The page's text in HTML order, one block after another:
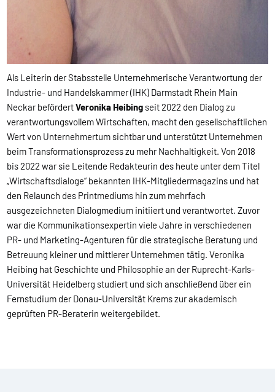
Als Leiterin der Stabsstelle Unternehmerische Verantwortung der
Industrie- und Handelskammer (IHK) Darmstadt Rhein Main
Neckar befördertVeronika Heibing seit 2022 den Dialog zu
verantwortungsvollem Wirtschaften, macht den gesellschaftlichen
Wert von Unternehmertum sichtbar und unterstützt Unternehmen
beim Transformationsprozess zu mehr Nachhaltigkeit. Von 2018
bis 2022 war sie Leitende Redakteurin des heute unter dem Titel
„Wirtschaftsdialoge“ bekannten IHK-Mitgliedermagazins und hat
den Relaunch des Printmediums hin zum mehrfach
ausgezeichneten Dialogmedium initiiert und verantwortet. Zuvor
war die Kommunikationsexpertin viele Jahre in verschiedenen
PR- und Marketing-Agenturen für die strategische Beratung und
Betreuung kleiner und mittlerer Unternehmen tätig. Veronika
Heibing hat Geschichte und Philosophie an der Ruprecht-Karls-
Universität Heidelberg studiert und sich anschließend über ein
Fernstudium der Donau-Universität Krems zur akademisch
geprüften PR-Beraterin weitergebildet.